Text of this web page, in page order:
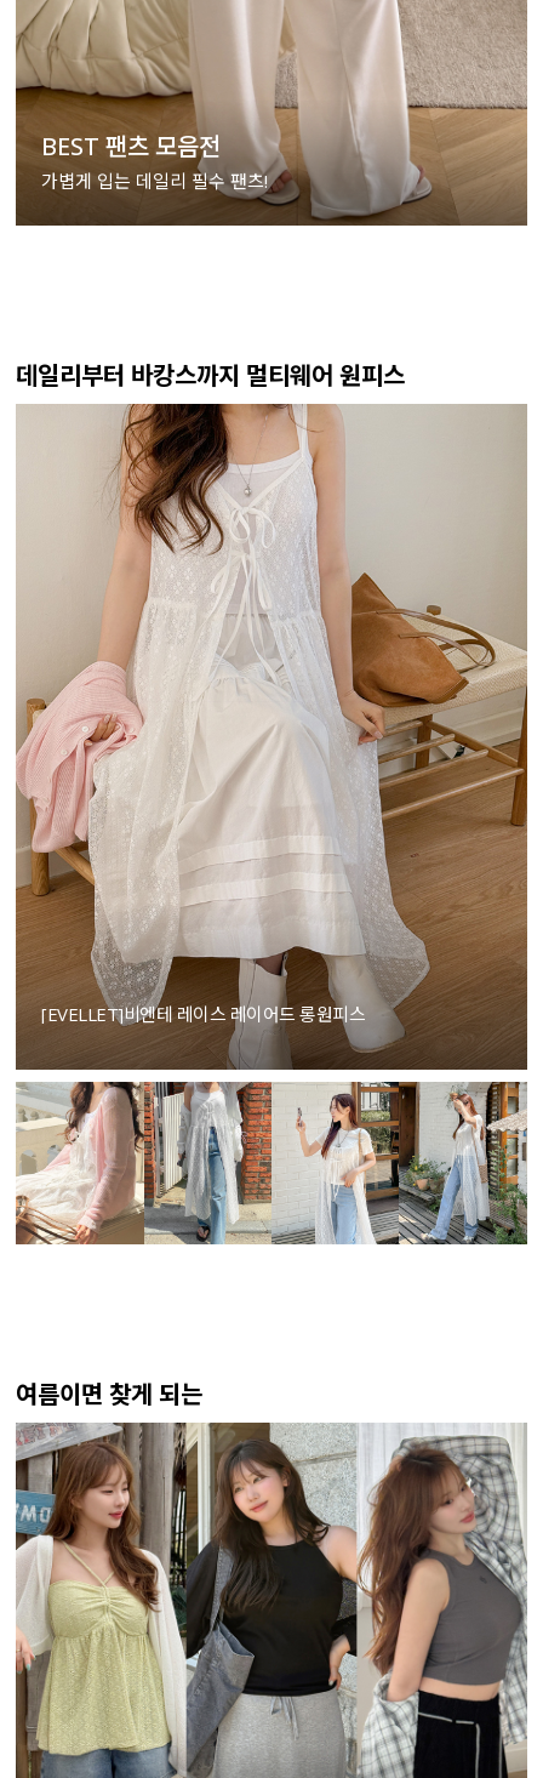
BEST 팬츠 모음전
가볍게 입는 데일리 필수 팬츠!
데일리부터 바캉스까지 멀티웨어 원피스
[EVELLET]비엔테 레이스 레이어드 롱원피스
여름이면 찾게 되는